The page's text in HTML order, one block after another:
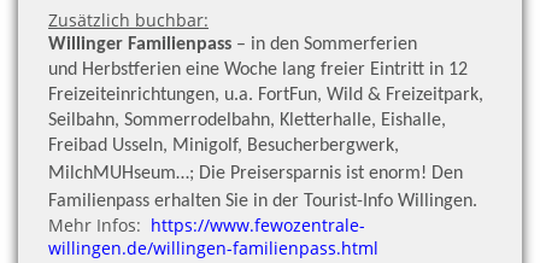
Zusätzlich buchbar:
Willinger Familienpass – in den Sommerferien
und Herbstferien eine Woche lang freier Eintritt in 12
Freizeiteinrichtungen, u.a. FortFun, Wild & Freizeitpark,
Seilbahn, Sommerrodelbahn, Kletterhalle, Eishalle,
Freibad Usseln, Minigolf, Besucherbergwerk,
MilchMUHseum…; Die Preisersparnis ist enorm! Den
Familienpass erhalten Sie in der Tourist-Info Willingen.
Mehr Infos: https://www.fewozentrale-
willingen.de/willingen-familienpass.html